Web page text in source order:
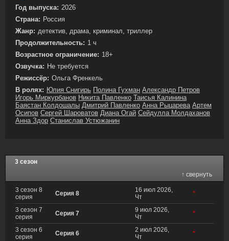
Год выпуска: 2026
Страна: Россия
Жанр: детектив, драма, криминал, триллер
Продолжительность: 1 ч
Возрастное ограничение: 18+
Озвучка: Не требуется
Режиссёр: Ольга Френкель
В ролях: Юлия Снигирь Полина Гухман Александр Петров
Игорь Миркурбанов Никита Павленко Таисья Калинина
Баястан Колдошалы Дмитрий Павленко Анна Рыцарева Артем
Осипов Сергей Шароватов Диана Огай Сейдулла Молдаханов
Анна Здор Станислав Устюжанин
3 сезон
↑ свернуть
3 сезон 8
серия
Серия 8
16 июл 2026,
Чт
*
3 сезон 7
серия
Серия 7
9 июл 2026,
Чт
*
3 сезон 6
серия
Серия 6
2 июл 2026,
Чт
*